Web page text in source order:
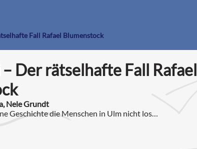
Fall Rafael Blumenstock
Der rätselhafte Fall Rafael
Nele Grundt
Geschichte die Menschen in Ulm nicht los: